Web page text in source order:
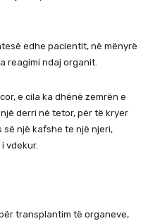
edhe pacientit, në mënyrë
reagimi ndaj organit.
e cila ka dhënë zemrën e
derri në tetor, për të kryer
një kafshe te një njeri,
vdekur.
transplantim të organeve,